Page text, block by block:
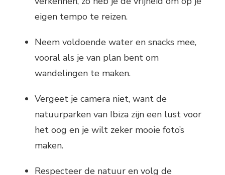
eigen tempo te reizen.
Neem voldoende water en snacks mee,
vooral als je van plan bent om
wandelingen te maken.
Vergeet je camera niet, want de
natuurparken van Ibiza zijn een lust voor
het oog en je wilt zeker mooie foto’s
maken.
Respecteer de natuur en volg de